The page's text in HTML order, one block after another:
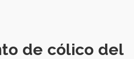
de cólico del